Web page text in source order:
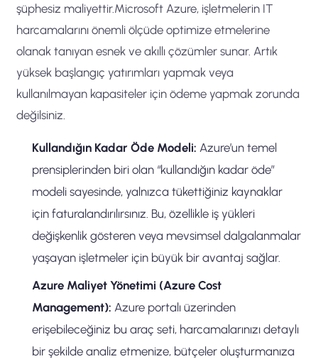
şüphesiz maliyettir.Microsoft Azure, işletmelerin IT
harcamalarını önemli ölçüde optimize etmelerine
olanak tanıyan esnek ve akıllı çözümler sunar. Artık
yüksek başlangıç yatırımları yapmak veya
kullanılmayan kapasiteler için ödeme yapmak zorunda
değilsiniz.
Kullandığın Kadar Öde Modeli: Azure’un temel
prensiplerinden biri olan “kullandığın kadar öde”
modeli sayesinde, yalnızca tükettiğiniz kaynaklar
için faturalandırılırsınız. Bu, özellikle iş yükleri
değişkenlik gösteren veya mevsimsel dalgalanmalar
yaşayan işletmeler için büyük bir avantaj sağlar.
Azure Maliyet Yönetimi (Azure Cost
Management): Azure portalı üzerinden
erişebileceğiniz bu araç seti, harcamalarınızı detaylı
bir şekilde analiz etmenize, bütçeler oluşturmanıza